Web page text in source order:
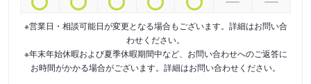
※営業日・相談可能日が変更となる場合もございます。詳細はお問い合
わせください。
※年末年始休暇および夏季休暇期間中など、お問い合わせへのご返答に
お時間がかかる場合がございます。詳細はお問い合わせください。